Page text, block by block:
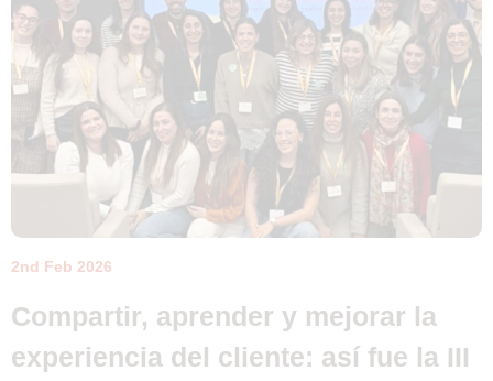
2nd Feb 2026
Compartir, aprender y mejorar la
experiencia del cliente: así fue la III